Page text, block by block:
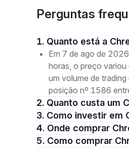
Perguntas
1. Quanto está a
Em 7 de ago de
horas, o preço
um volume de
posição nº 1586
2. Quanto custa um
3. Como investir
4. Onde comprar
5. Como comprar